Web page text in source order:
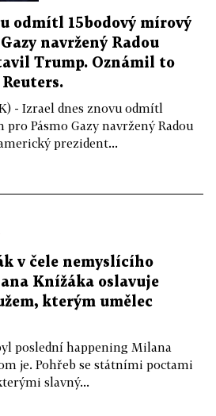
odmítl 15bodový mírový
navržený Radou
Trump. Oznámil to
- Izrael dnes znovu odmítl
pro Pásmo Gazy navržený Radou
prezident...
v čele nemyslícího
Knížáka oslavuje
kterým umělec
poslední happening Milana
je. Pohřeb se státními poctami
slavný...